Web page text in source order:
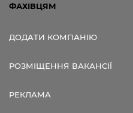
ФАХІВЦЯМ
ДОДАТИ КОМПАНІЮ
РОЗМІЩЕННЯ ВАКАНСІЇ
РЕКЛАМА